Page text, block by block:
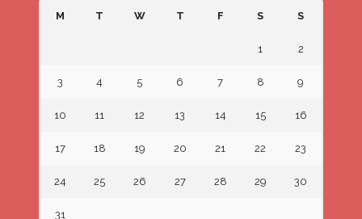
M T W T F S S
1 2
3 4 5 6 7 8 9
10 11 12 13 14 15 16
17 18 19 20 21 22 23
24 25 26 27 28 29 30
31